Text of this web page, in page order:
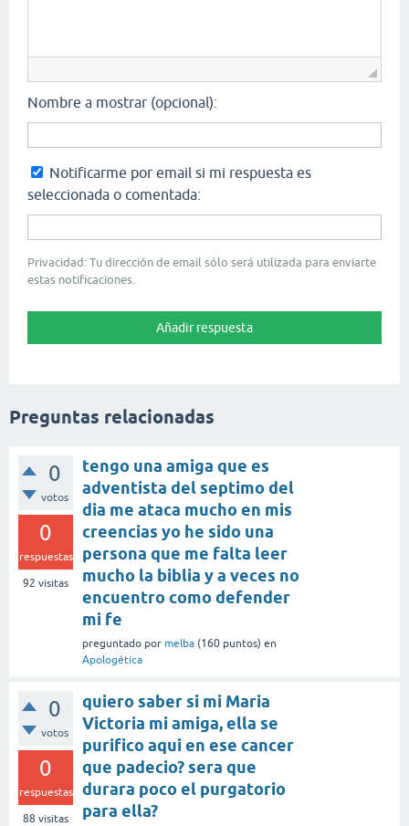
Nombre a mostrar (opcional):
Notificarme por email si mi respuesta es
seleccionada o comentada:
Privacidad: Tu dirección de email sólo será utilizada para enviarte
estas notificaciones.
Preguntas relacionadas
0
votos
0
respuestas
92 visitas
tengo una amiga que es
adventista del septimo del
dia me ataca mucho en mis
creencias yo he sido una
persona que me falta leer
mucho la biblia y a veces no
encuentro como defender
mi fe
preguntado por melba (160 puntos) en
Apologética
0
votos
0
respuestas
88 visitas
quiero saber si mi Maria
Victoria mi amiga, ella se
purifico aqui en ese cancer
que padecio? sera que
durara poco el purgatorio
para ella?